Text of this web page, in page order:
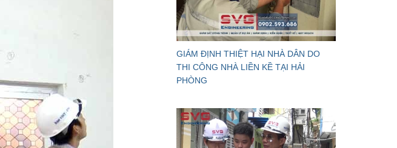
GIÁM ĐỊNH THIỆT HẠI NHÀ DÂN DO
THI CÔNG NHÀ LIỀN KỀ TẠI HẢI
PHÒNG